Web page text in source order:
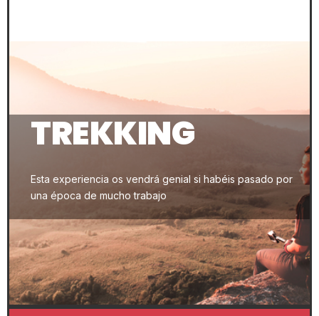
TREKKING
Esta experiencia os vendrá genial si habéis pasado por
una época de mucho trabajo